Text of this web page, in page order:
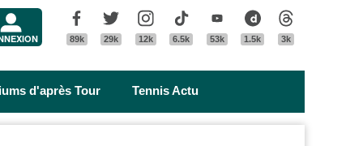
Facebook
89k
Twitter
29k
Instagram
12k
Tik Tok
6.5k
Youtube
53k
Dailymotion
1.5k 3k
d'après Tour Tennis Actu